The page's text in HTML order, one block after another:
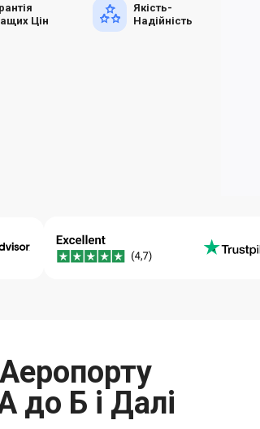
Цін
Якість-
Надійність
до Б і Далі